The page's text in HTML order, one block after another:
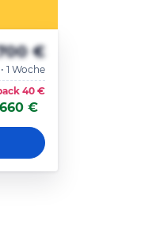
€
1 Woche
40 €
€